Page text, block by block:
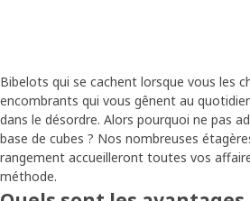
Bibelots qui se cachent lorsque vous les
encombrants qui vous gênent au
dans le désordre. Alors pourquoi ne pas
base de cubes ? Nos nombreuses
rangement accueilleront toutes vos
méthode.